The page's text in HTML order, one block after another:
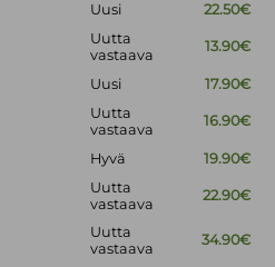
Uusi 22.50€
Uutta
vastaava
13.90€
Uusi 17.90€
Uutta
vastaava
16.90€
Hyvä 19.90€
Uutta
vastaava
22.90€
Uutta
vastaava
34.90€